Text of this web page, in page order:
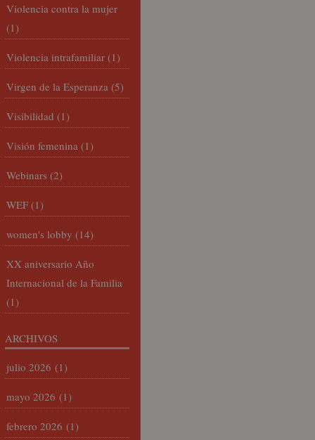
Violencia contra la mujer
(1)
Violencia intrafamiliar (1)
Virgen de la Esperanza (5)
Visibilidad (1)
Visión femenina (1)
Webinars (2)
WEF (1)
women's lobby (14)
XX aniversario Año
Internacional de la Familia
(1)
ARCHIVOS
julio 2026 (1)
mayo 2026 (1)
febrero 2026 (1)